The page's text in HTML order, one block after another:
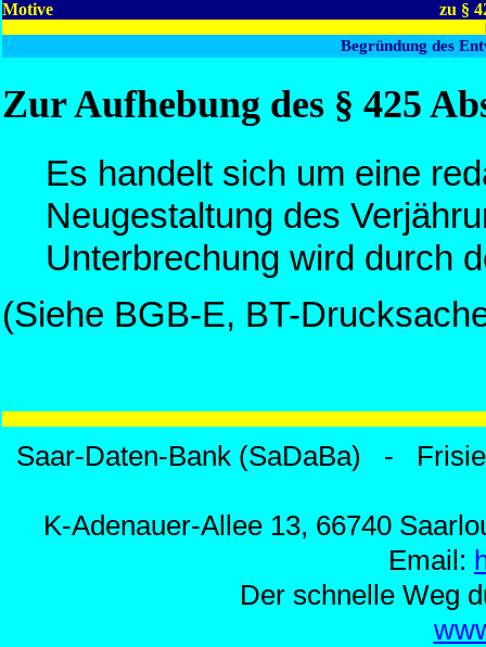
Motive zu §
Begründung des
Zur Aufhebung des § 425
Es handelt sich um eine
Neugestaltung des
Unterbrechung wird durch
(Siehe BGB-E, BT-
Saar-Daten-Bank (SaDaBa) -
K-Adenauer-Allee 13, 66740
Email:
Der schnelle Weg